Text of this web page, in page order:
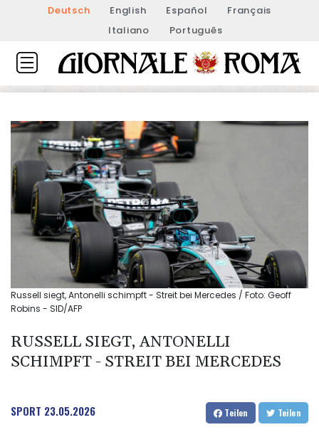
Deutsch English Español
Français
Italiano
Português
Russell siegt, Antonelli schimpft - Streit bei Mercedes / Foto: Geoff
Robins - SID/AFP
RUSSELL SIEGT, ANTONELLI
SCHIMPFT - STREIT BEI MERCEDES
SPORT 23.05.2026 Teilen Teilen